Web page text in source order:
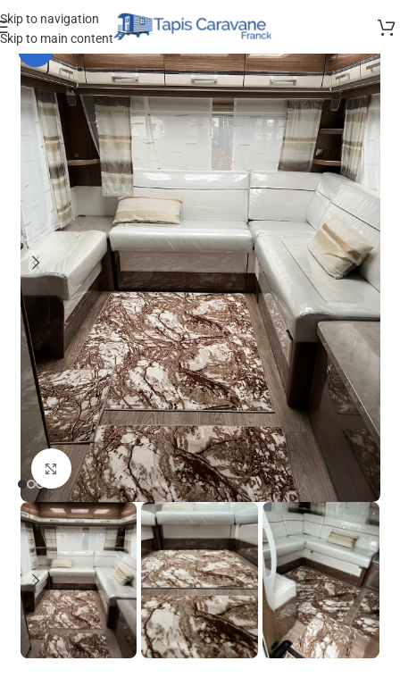
Skip to navigation
Skip to main content
Agrandir